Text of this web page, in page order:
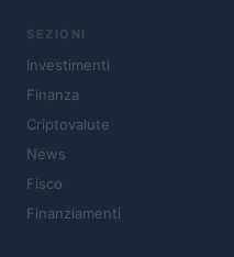
SEZIONI
Investimenti
Finanza
Criptovalute
News
Fisco
Finanziamenti